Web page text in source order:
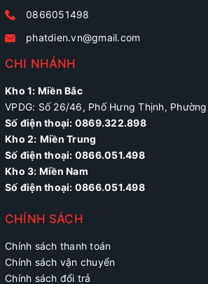
0866051498
phatdien.vn@gmail.com
CHI NHÁNH
Kho 1: Miền Bắc
VPDG: Số 26/46, Phố Hưng Thịnh,
Số điện thoại: 0869.322.898
Kho 2: Miền Trung
Số điện thoại: 0866.051.498
Kho 3: Miền Nam
Số điện thoại: 0866.051.498
CHÍNH SÁCH
Chính sách thanh toán
Chính sách vận chuyển
Chính sách đổi trả